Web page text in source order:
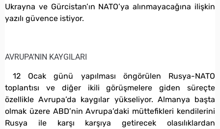
Ukrayna ve Gürcistan’ın NATO’ya alınmayacağına ilişkin
yazılı güvence istiyor.
AVRUPA’NIN KAYGILARI
12 Ocak günü yapılması öngörülen Rusya-NATO
toplantısı ve diğer ikili görüşmelere giden süreçte
özellikle Avrupa’da kaygılar yükseliyor. Almanya başta
olmak üzere ABD’nin Avrupa’daki müttefikleri kendilerini
Rusya ile karşı karşıya getirecek olasılıklardan